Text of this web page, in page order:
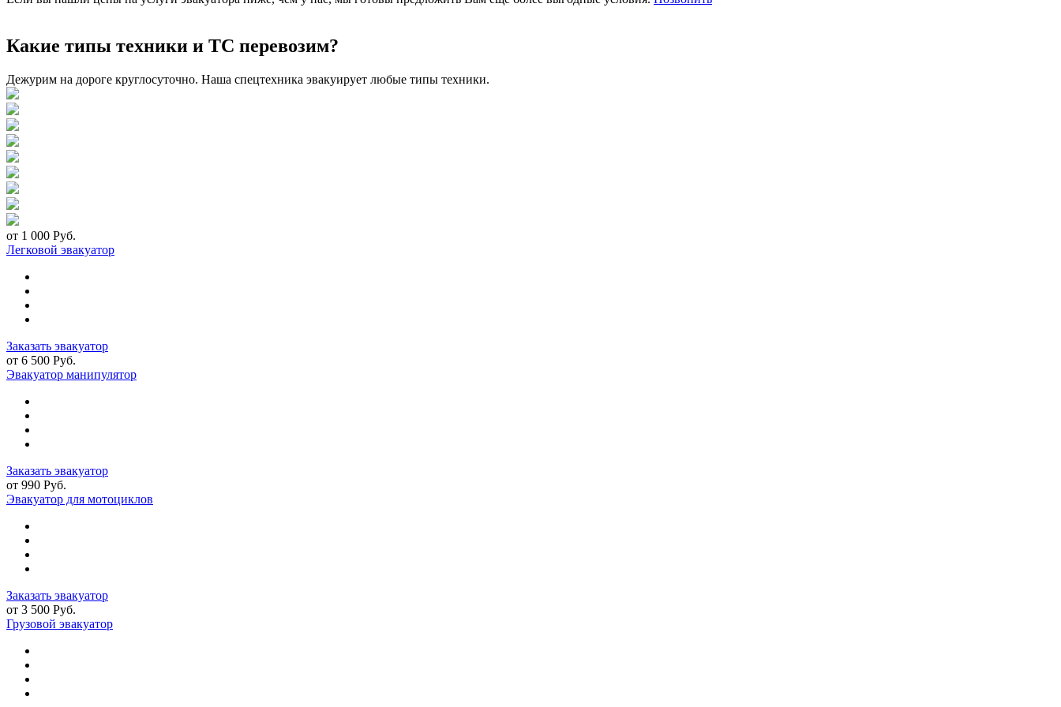
Какие типы техники и ТС перевозим?
Дежурим на дороге круглосуточно. Наша спецтехника эвакуирует любые типы техники.
от 1 000 Руб.
Легковой эвакуатор
Заказать эвакуатор
от 6 500 Руб.
Эвакуатор манипулятор
Заказать эвакуатор
от 990 Руб.
Эвакуатор для мотоциклов
Заказать эвакуатор
от 3 500 Руб.
Грузовой эвакуатор